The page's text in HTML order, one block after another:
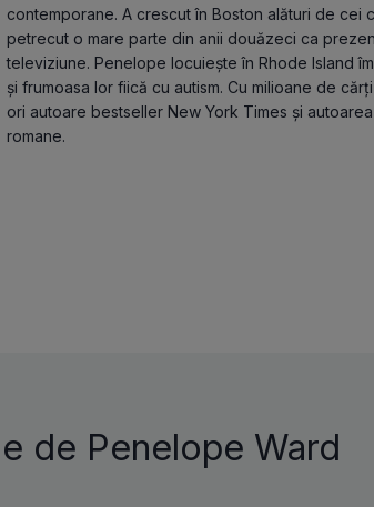
contemporane. A crescut în Boston alături de cei
petrecut o mare parte din anii douăzeci ca
televiziune. Penelope locuiește în Rhode Island
și frumoasa lor fiică cu autism. Cu milioane de
ori autoare bestseller New York Times și
romane.
de Penelope Ward